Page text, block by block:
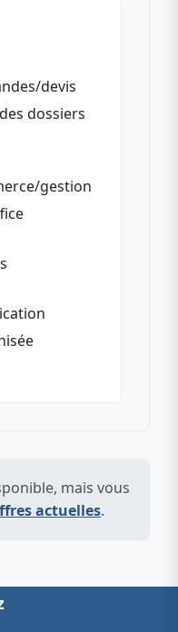
devis
dossiers
gestion
mais vous
actuelles.